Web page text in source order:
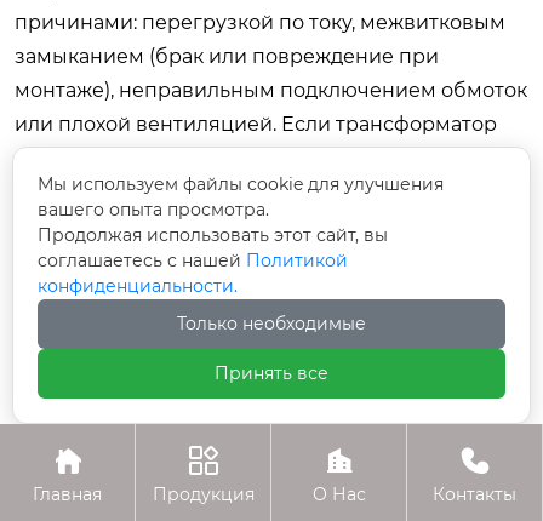
причинами: перегрузкой по току, межвитковым
замыканием (брак или повреждение при
монтаже), неправильным подключением обмоток
или плохой вентиляцией. Если трансформатор
новый и нагрузка в норме, проверьте, не
перепутаны ли первичная и вторичная обмотки.
Также убедитесь, что вентиляционные отверстия
стабилизатора не закрыты. Допустимая
температура нагрева корпуса трансформатора
зависит от класса изоляции, но обычно не должна
превышать 80-90°C на ощупь (при ambient 25°C).
Если рука не терпит — это перегрев.
Где найти схему подключения
трансформатора для конкретной модели
«Энергия»?

Главная

Продукция

О Нас

Контакты
Мы используем файлы cookie для улучшения
вашего опыта просмотра.
Продолжая использовать этот сайт, вы
соглашаетесь с нашей Политикой
конфиденциальности.
Только необходимые
Принять все